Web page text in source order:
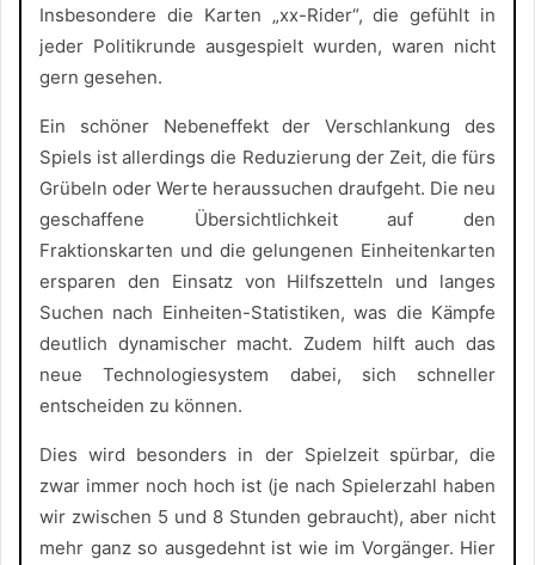
Insbesondere die Karten „xx-Rider“, die gefühlt in
jeder Politikrunde ausgespielt wurden, waren nicht
gern gesehen.
Ein schöner Nebeneffekt der Verschlankung des
Spiels ist allerdings die Reduzierung der Zeit, die fürs
Grübeln oder Werte heraussuchen draufgeht. Die neu
geschaffene Übersichtlichkeit auf den
Fraktionskarten und die gelungenen Einheitenkarten
ersparen den Einsatz von Hilfszetteln und langes
Suchen nach Einheiten-Statistiken, was die Kämpfe
deutlich dynamischer macht. Zudem hilft auch das
neue Technologiesystem dabei, sich schneller
entscheiden zu können.
Dies wird besonders in der Spielzeit spürbar, die
zwar immer noch hoch ist (je nach Spielerzahl haben
wir zwischen 5 und 8 Stunden gebraucht), aber nicht
mehr ganz so ausgedehnt ist wie im Vorgänger. Hier